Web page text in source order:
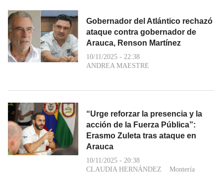
Gobernador del Atlántico rechazó
ataque contra gobernador de
Arauca, Renson Martínez
10/11/2025 - 22:38
ANDREA MAESTRE
“Urge reforzar la presencia y la
acción de la Fuerza Pública”:
Erasmo Zuleta tras ataque en
Arauca
10/11/2025 - 20:38
CLAUDIA HERNÁNDEZ
Montería